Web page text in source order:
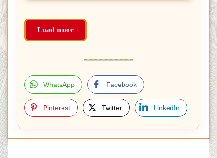
Load more
WhatsApp Facebook
Pinterest Twitter LinkedIn